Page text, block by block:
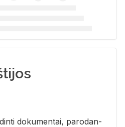
do­ku­men­tai, pa­ro­dan­